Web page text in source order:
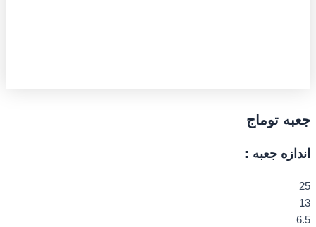
جعبه توماج
اندازه جعبه :
25
13
6.5